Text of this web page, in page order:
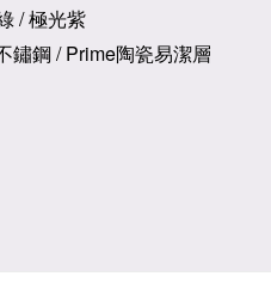
/ 極光紫
鏽鋼 / Prime陶瓷易潔層